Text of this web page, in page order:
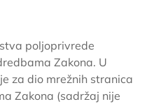
poljoprivrede
Zakona. U
za dio mrežnih stranica
Zakona (sadržaj nije